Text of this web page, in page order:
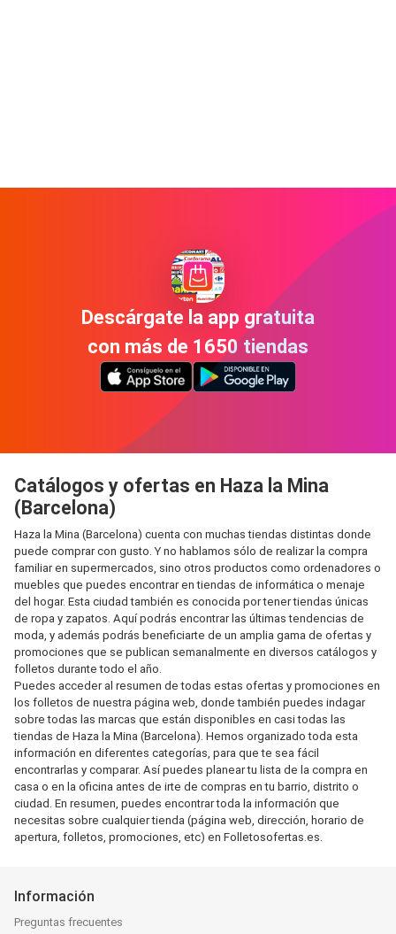
Descárgate la app gratuita
con más de 1650 tiendas
Catálogos y ofertas en Haza la Mina
(Barcelona)
Haza la Mina (Barcelona) cuenta con muchas tiendas distintas donde
puede comprar con gusto. Y no hablamos sólo de realizar la compra
familiar en supermercados, sino otros productos como ordenadores o
muebles que puedes encontrar en tiendas de informática o menaje
del hogar. Esta ciudad también es conocida por tener tiendas únicas
de ropa y zapatos. Aquí podrás encontrar las últimas tendencias de
moda, y además podrás beneficiarte de un amplia gama de ofertas y
promociones que se publican semanalmente en diversos catálogos y
folletos durante todo el año.
Puedes acceder al resumen de todas estas ofertas y promociones en
los folletos de nuestra página web, donde también puedes indagar
sobre todas las marcas que están disponibles en casi todas las
tiendas de Haza la Mina (Barcelona). Hemos organizado toda esta
información en diferentes categorías, para que te sea fácil
encontrarlas y comparar. Así puedes planear tu lista de la compra en
casa o en la oficina antes de irte de compras en tu barrio, distrito o
ciudad. En resumen, puedes encontrar toda la información que
necesitas sobre cualquier tienda (página web, dirección, horario de
apertura, folletos, promociones, etc) en Folletosofertas.es.
Información
Preguntas frecuentes